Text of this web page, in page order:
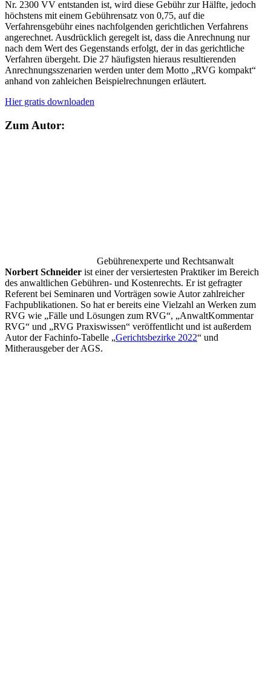
Nr. 2300 VV entstanden ist, wird diese Gebühr zur Hälfte, jedoch
höchstens mit einem Gebührensatz von 0,75, auf die
Verfahrensgebühr eines nachfolgenden gerichtlichen Verfahrens
angerechnet. Ausdrücklich geregelt ist, dass die Anrechnung nur
nach dem Wert des Gegenstands erfolgt, der in das gerichtliche
Verfahren übergeht. Die 27 häufigsten hieraus resultierenden
Anrechnungsszenarien werden unter dem Motto „RVG kompakt“
anhand von zahleichen Beispielrechnungen erläutert.
Hier gratis downloaden
Zum Autor:
Gebührenexperte und Rechtsanwalt
Norbert Schneider ist einer der versiertesten Praktiker im Bereich
des anwaltlichen Gebühren- und Kostenrechts. Er ist gefragter
Referent bei Seminaren und Vorträgen sowie Autor zahlreicher
Fachpublikationen. So hat er bereits eine Vielzahl an Werken zum
RVG wie „Fälle und Lösungen zum RVG“, „AnwaltKommentar
RVG“ und „RVG Praxiswissen“ veröffentlicht und ist außerdem
Autor der Fachinfo-Tabelle „Gerichtsbezirke 2022“ und
Mitherausgeber der AGS.